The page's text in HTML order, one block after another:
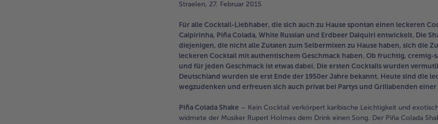
Straelen, 27. Februar 2015
Für alle Cocktail-Liebhaber, die sich auch zu Hause spontan einen leckeren
Caipirinha, Piña Colada, White Russian und Erdbeer Daiquiri entwickelt. Die
diejenigen, die nicht alle Zutaten zum Selbermixen zu Hause haben, sich die
leckeren Cocktail mit authentischem Geschmack haben. Ob fruchtig,
und für jeden Geschmack ist etwas dabei. Die ersten Cocktails wurden
Deutschland wurden sie erst Ende der 1950er Jahre bekannt. Heute sind die
wegzudenken und erfreuen sich auch privat bei Partys und Grillabenden
Piña Colada Shake – Kein Cocktail verkörpert karibische Leichtigkeit und
widmete der Musiker Rupert Holmes dem Drink einen Song. Der Piña Colada